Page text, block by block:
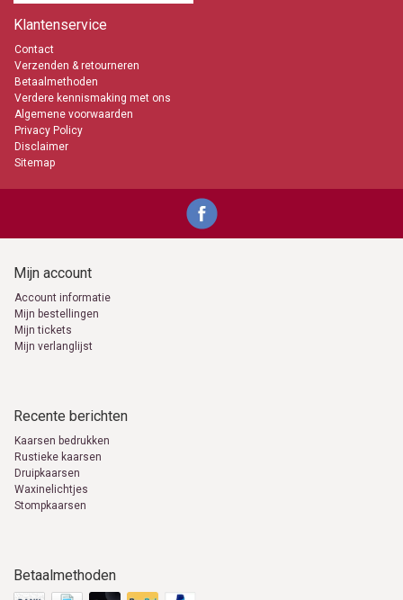
Klantenservice
Contact
Verzenden & retourneren
Betaalmethoden
Verdere kennismaking met ons
Algemene voorwaarden
Privacy Policy
Disclaimer
Sitemap
Mijn account
Account informatie
Mijn bestellingen
Mijn tickets
Mijn verlanglijst
Recente berichten
Kaarsen bedrukken
Rustieke kaarsen
Druipkaarsen
Waxinelichtjes
Stompkaarsen
Betaalmethoden